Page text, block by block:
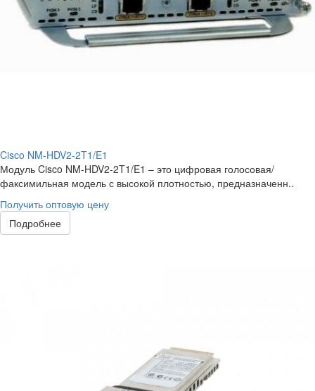
Cisco NM-HDV2-2T1/E1
Модуль Cisco NM-HDV2-2T1/E1 – это цифровая голосовая/
факсимильная модель с высокой плотностью, предназначенн..
Получить оптовую цену
Подробнее